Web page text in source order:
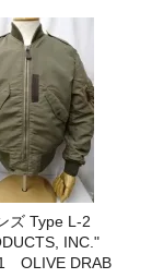
ズ Type L-2
INC."
OLIVE DRAB